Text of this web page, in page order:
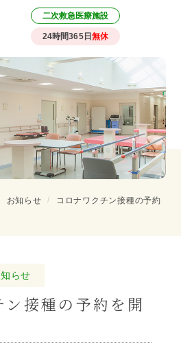
二次救急医療施設
24時間365日 無休
お知らせ
コロナワクチン接種の予約
らせ
ン接種の予約を開